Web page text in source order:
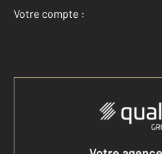
Votre compte :
Accéder à